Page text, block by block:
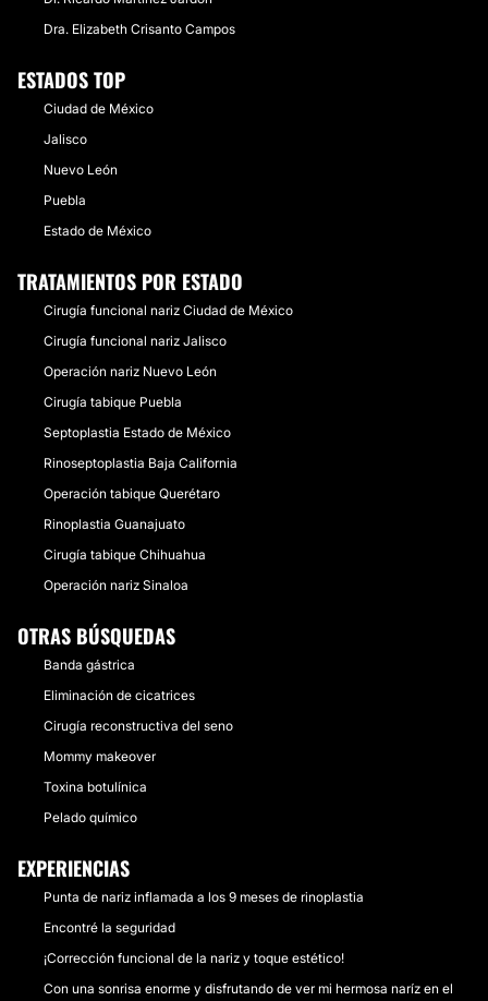
Dra. Elizabeth Crisanto Campos
ESTADOS TOP
Ciudad de México
Jalisco
Nuevo León
Puebla
Estado de México
TRATAMIENTOS POR ESTADO
Cirugía funcional nariz Ciudad de México
Cirugía funcional nariz Jalisco
Operación nariz Nuevo León
Cirugía tabique Puebla
Septoplastia Estado de México
Rinoseptoplastia Baja California
Operación tabique Querétaro
Rinoplastia Guanajuato
Cirugía tabique Chihuahua
Operación nariz Sinaloa
OTRAS BÚSQUEDAS
Banda gástrica
Eliminación de cicatrices
Cirugía reconstructiva del seno
Mommy makeover
Toxina botulínica
Pelado químico
EXPERIENCIAS
Punta de nariz inflamada a los 9 meses de rinoplastia
Encontré la seguridad
¡Corrección funcional de la nariz y toque estético!
Con una sonrisa enorme y disfrutando de ver mi hermosa naríz en el